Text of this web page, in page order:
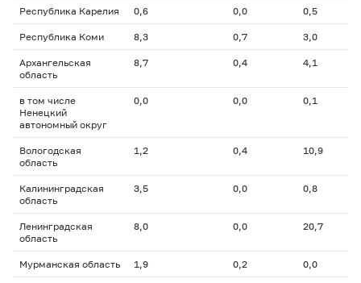
Республика Карелия 0,6 0,0 0,5
Республика Коми 8,3 0,7 3,0
Архангельская
область
8,7 0,4 4,1
в том числе
Ненецкий
автономный округ
0,0 0,0 0,1
Вологодская
область
1,2 0,4 10,9
Калининградская
область
3,5 0,0 0,8
Ленинградская
область
8,0 0,0 20,7
Мурманская область 1,9 0,2 0,0